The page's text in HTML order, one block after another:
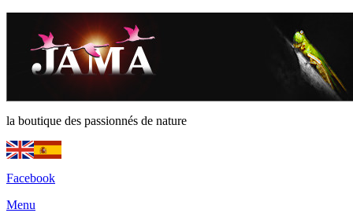
la boutique des passionnés de nature
Facebook
Menu